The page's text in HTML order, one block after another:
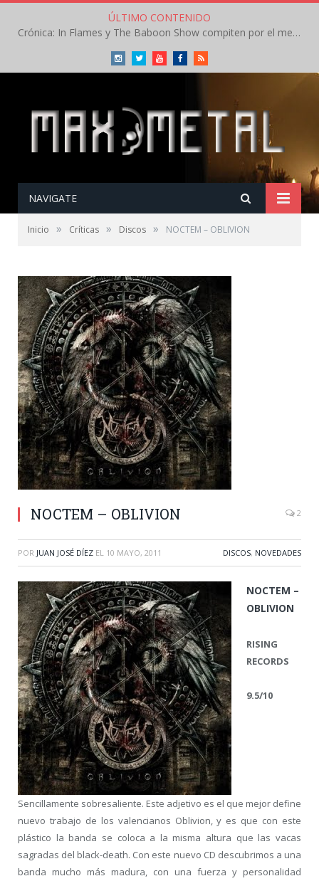
ÚLTIMO CONTENIDO
Crónica: In Flames y The Baboon Show compiten por el mejor concierto del día en el Leyendas del Rock – Viernes – Agosto 2026
InstagramTwitterYoutubeFacebookRSS
NAVIGATE
Inicio » Críticas » Discos » NOCTEM – OBLIVION
NOCTEM – OBLIVION 2
POR JUAN JOSÉ DÍEZ EL 10 MAYO, 2011 DISCOS, NOVEDADES
NOCTEM –
OBLIVION
RISING
RECORDS
9.5/10
Sencillamente sobresaliente. Este adjetivo es el que mejor define
nuevo trabajo de los valencianos Oblivion, y es que con este
plástico la banda se coloca a la misma altura que las vacas
sagradas del black-death. Con este nuevo CD descubrimos a una
banda mucho más madura, con una fuerza y personalidad